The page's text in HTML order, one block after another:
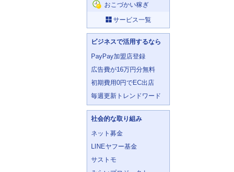
おこづかい稼ぎ
サービス一覧
ビジネスで活用するなら
PayPay加盟店登録
広告費が16万円分無料
初期費用0円でEC出店
毎週更新トレンドワード
社会的な取り組み
ネット募金
LINEヤフー基金
サストモ